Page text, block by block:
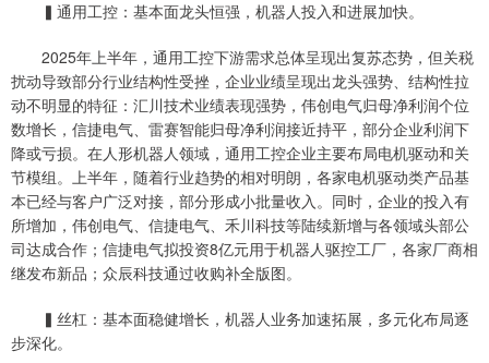
▍通用工控：基本面龙头恒强，机器人投入和进展加快。
2025年上半年，通用工控下游需求总体呈现出复苏态势，但关税
扰动导致部分行业结构性受挫，企业业绩呈现出龙头强势、结构性拉
动不明显的特征：汇川技术业绩表现强势，伟创电气归母净利润个位
数增长，信捷电气、雷赛智能归母净利润接近持平，部分企业利润下
降或亏损。在人形机器人领域，通用工控企业主要布局电机驱动和关
节模组。上半年，随着行业趋势的相对明朗，各家电机驱动类产品基
本已经与客户广泛对接，部分形成小批量收入。同时，企业的投入有
所增加，伟创电气、信捷电气、禾川科技等陆续新增与各领域头部公
司达成合作；信捷电气拟投资8亿元用于机器人驱控工厂，各家厂商相
继发布新品；众辰科技通过收购补全版图。
▍丝杠：基本面稳健增长，机器人业务加速拓展，多元化布局逐
步深化。